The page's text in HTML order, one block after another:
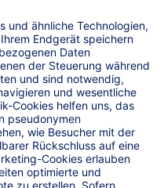
basic